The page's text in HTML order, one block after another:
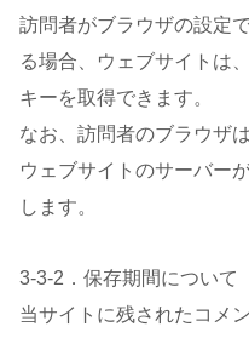
訪問者がブラウザの設定
る場合、ウェブサイトは
キーを取得できます。
なお、訪問者のブラウザ
ウェブサイトのサーバー
します。
3-3-2．保存期間について
当サイトに残されたコメ